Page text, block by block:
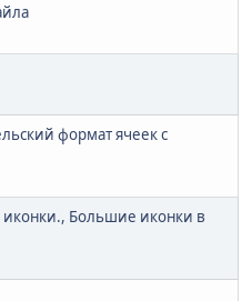
формат ячеек с
Большие иконки в